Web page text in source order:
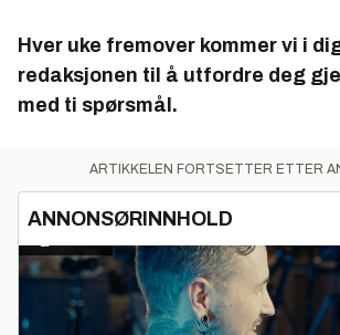
Hver uke fremover kommer vi i
redaksjonen til å utfordre deg
med ti spørsmål.
ARTIKKELEN FORTSETTER ETTER
ANNONSØRINNHOLD